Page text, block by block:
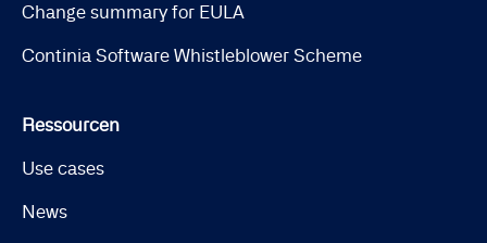
Change summary for EULA
Continia Software Whistleblower Scheme
Ressourcen
Use cases
News